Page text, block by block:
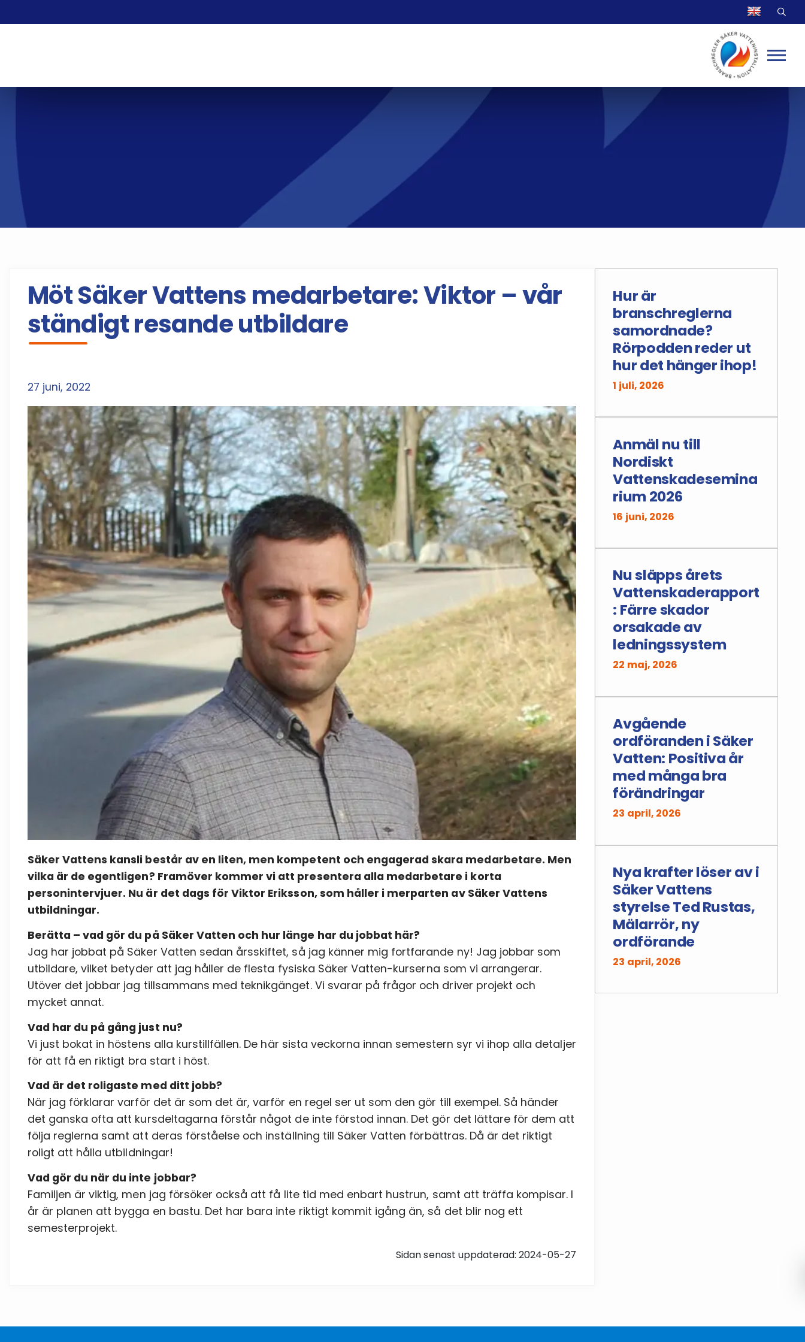
Möt Säker Vattens medarbetare: Viktor – vår
ständigt resande utbildare
27 juni, 2022
Säker Vattens kansli består av en liten, men kompetent och engagerad skara medarbetare. Men
vilka är de egentligen? Framöver kommer vi att presentera alla medarbetare i korta
personintervjuer. Nu är det dags för Viktor Eriksson, som håller i merparten av Säker Vattens
utbildningar.
Berätta – vad gör du på Säker Vatten och hur länge har du jobbat här?
Jag har jobbat på Säker Vatten sedan årsskiftet, så jag känner mig fortfarande ny! Jag jobbar som
utbildare, vilket betyder att jag håller de flesta fysiska Säker Vatten-kurserna som vi arrangerar.
Utöver det jobbar jag tillsammans med teknikgänget. Vi svarar på frågor och driver projekt och
mycket annat.
Vad har du på gång just nu?
Vi just bokat in höstens alla kurstillfällen. De här sista veckorna innan semestern syr vi ihop alla detaljer
för att få en riktigt bra start i höst.
Vad är det roligaste med ditt jobb?
När jag förklarar varför det är som det är, varför en regel ser ut som den gör till exempel. Så händer
det ganska ofta att kursdeltagarna förstår något de inte förstod innan. Det gör det lättare för dem att
följa reglerna samt att deras förståelse och inställning till Säker Vatten förbättras. Då är det riktigt
roligt att hålla utbildningar!
Vad gör du när du inte jobbar?
Familjen är viktig, men jag försöker också att få lite tid med enbart hustrun, samt att träffa kompisar. I
år är planen att bygga en bastu. Det har bara inte riktigt kommit igång än, så det blir nog ett
semesterprojekt.
Sidan senast uppdaterad: 2024-05-27
1 juli, 2026
Hur är
branschreglerna
samordnade?
Rörpodden reder ut
hur det hänger ihop!
16 juni, 2026
Anmäl nu till
Nordiskt
Vattenskadesemina
rium 2026
22 maj, 2026
Nu släpps årets
Vattenskaderapport
: Färre skador
orsakade av
ledningssystem
23 april, 2026
Avgående
ordföranden i Säker
Vatten: Positiva år
med många bra
förändringar
23 april, 2026
Nya krafter löser av i
Säker Vattens
styrelse Ted Rustas,
Mälarrör, ny
ordförande